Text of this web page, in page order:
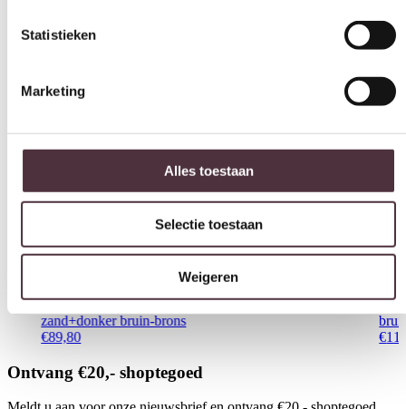
Weigeren
Light & Living Bijzettafel Ø26×76 cm LEDA travertin
zand+donker bruin-brons
€89,80
€
Ontvang €20,- shoptegoed